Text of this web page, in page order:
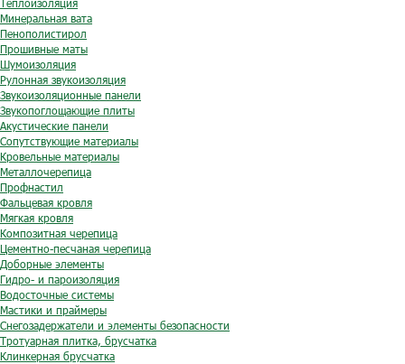
Теплоизоляция
Минеральная вата
Пенополистирол
Прошивные маты
Шумоизоляция
Рулонная звукоизоляция
Звукоизоляционные панели
Звукопоглощающие плиты
Акустические панели
Сопутствующие материалы
Кровельные материалы
Металлочерепица
Профнастил
Фальцевая кровля
Мягкая кровля
Композитная черепица
Цементно-песчаная черепица
Доборные элементы
Гидро- и пароизоляция
Водосточные системы
Мастики и праймеры
Снегозадержатели и элементы безопасности
Тротуарная плитка, брусчатка
Клинкерная брусчатка